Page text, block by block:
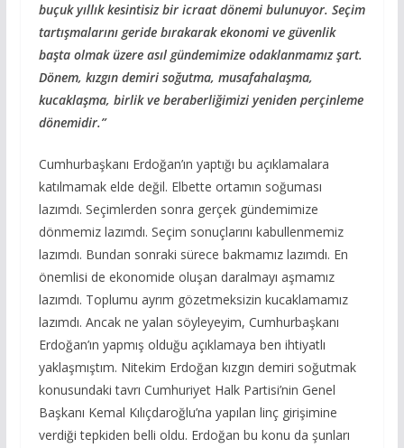
buçuk yıllık kesintisiz bir icraat dönemi bulunuyor. Seçim
tartışmalarını geride bırakarak ekonomi ve güvenlik
başta olmak üzere asıl gündemimize odaklanmamız şart.
Dönem, kızgın demiri soğutma, musafahalaşma,
kucaklaşma, birlik ve beraberliğimizi yeniden perçinleme
dönemidir.”
Cumhurbaşkanı Erdoğan’ın yaptığı bu açıklamalara
katılmamak elde değil. Elbette ortamın soğuması
lazımdı. Seçimlerden sonra gerçek gündemimize
dönmemiz lazımdı. Seçim sonuçlarını kabullenmemiz
lazımdı. Bundan sonraki sürece bakmamız lazımdı. En
önemlisi de ekonomide oluşan daralmayı aşmamız
lazımdı. Toplumu ayrım gözetmeksizin kucaklamamız
lazımdı. Ancak ne yalan söyleyeyim, Cumhurbaşkanı
Erdoğan’ın yapmış olduğu açıklamaya ben ihtiyatlı
yaklaşmıştım. Nitekim Erdoğan kızgın demiri soğutmak
konusundaki tavrı Cumhuriyet Halk Partisi’nin Genel
Başkanı Kemal Kılıçdaroğlu’na yapılan linç girişimine
verdiği tepkiden belli oldu. Erdoğan bu konu da şunları